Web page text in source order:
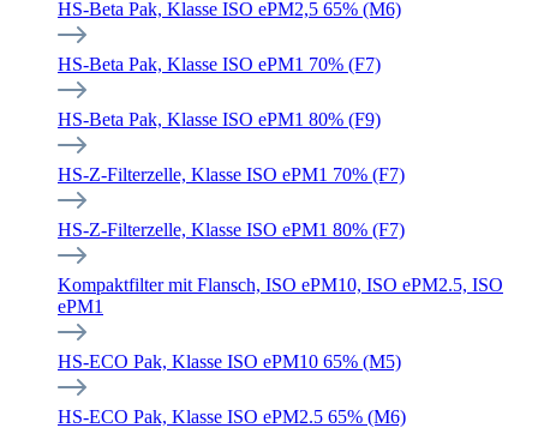
HS-Beta Pak, Klasse ISO ePM2,5 65% (M6)
HS-Beta Pak, Klasse ISO ePM1 70% (F7)
HS-Beta Pak, Klasse ISO ePM1 80% (F9)
HS-Z-Filterzelle, Klasse ISO ePM1 70% (F7)
HS-Z-Filterzelle, Klasse ISO ePM1 80% (F7)
Kompaktfilter mit Flansch, ISO ePM10, ISO ePM2.5, ISO
ePM1
HS-ECO Pak, Klasse ISO ePM10 65% (M5)
HS-ECO Pak, Klasse ISO ePM2.5 65% (M6)